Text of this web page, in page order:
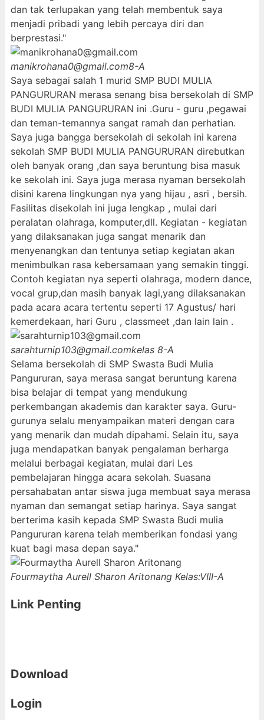
dan tak terlupakan yang telah membentuk saya
menjadi pribadi yang lebih percaya diri dan
berprestasi."
manikrohana0@gmail.com8-A
Saya sebagai salah 1 murid SMP BUDI MULIA
PANGURURAN merasa senang bisa bersekolah di SMP
BUDI MULIA PANGURURAN ini .Guru - guru ,pegawai
dan teman-temannya sangat ramah dan perhatian.
Saya juga bangga bersekolah di sekolah ini karena
sekolah SMP BUDI MULIA PANGURURAN direbutkan
oleh banyak orang ,dan saya beruntung bisa masuk
ke sekolah ini. Saya juga merasa nyaman bersekolah
disini karena lingkungan nya yang hijau , asri , bersih.
Fasilitas disekolah ini juga lengkap , mulai dari
peralatan olahraga, komputer,dll. Kegiatan - kegiatan
yang dilaksanakan juga sangat menarik dan
menyenangkan dan tentunya setiap kegiatan akan
menimbulkan rasa kebersamaan yang semakin tinggi.
Contoh kegiatan nya seperti olahraga, modern dance,
vocal grup,dan masih banyak lagi,yang dilaksanakan
pada acara acara tertentu seperti 17 Agustus/ hari
kemerdekaan, hari Guru , classmeet ,dan lain lain .
sarahturnip103@gmail.comkelas 8-A
Selama bersekolah di SMP Swasta Budi Mulia
Pangururan, saya merasa sangat beruntung karena
bisa belajar di tempat yang mendukung
perkembangan akademis dan karakter saya. Guru-
gurunya selalu menyampaikan materi dengan cara
yang menarik dan mudah dipahami. Selain itu, saya
juga mendapatkan banyak pengalaman berharga
melalui berbagai kegiatan, mulai dari Les
pembelajaran hingga acara sekolah. Suasana
persahabatan antar siswa juga membuat saya merasa
nyaman dan semangat setiap harinya. Saya sangat
berterima kasih kepada SMP Swasta Budi mulia
Pangururan karena telah memberikan fondasi yang
kuat bagi masa depan saya."
Fourmaytha Aurell Sharon Aritonang Kelas:VIII-A
Link Penting
Download
Login